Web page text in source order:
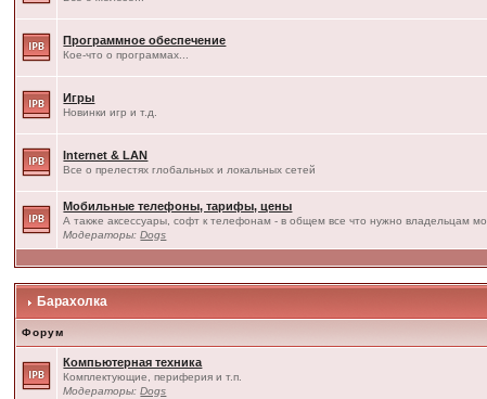
Программное обеспечение
Кое-что о программах...
Игры
Новинки игр и т.д.
Internet & LAN
Все о прелестях глобальных и локальных сетей
Мобильные телефоны, тарифы, цены
А также аксессуары, софт к телефонам - в общем все что нужно владельцам
Модераторы:Dogs
Барахолка
Форум
Компьютерная техника
Комплектующие, периферия и т.п.
Модераторы:Dogs